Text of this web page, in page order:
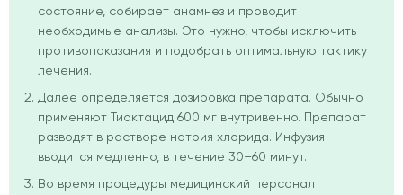
состояние, собирает анамнез и проводит
необходимые анализы. Это нужно, чтобы исключить
противопоказания и подобрать оптимальную тактику
лечения.
Далее определяется дозировка препарата. Обычно
применяют Тиоктацид 600 мг внутривенно. Препарат
разводят в растворе натрия хлорида. Инфузия
вводится медленно, в течение 30–60 минут.
Во время процедуры медицинский персонал